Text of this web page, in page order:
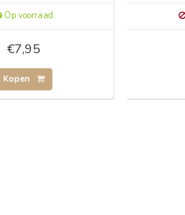
Op voorraad
€7,95
Kopen